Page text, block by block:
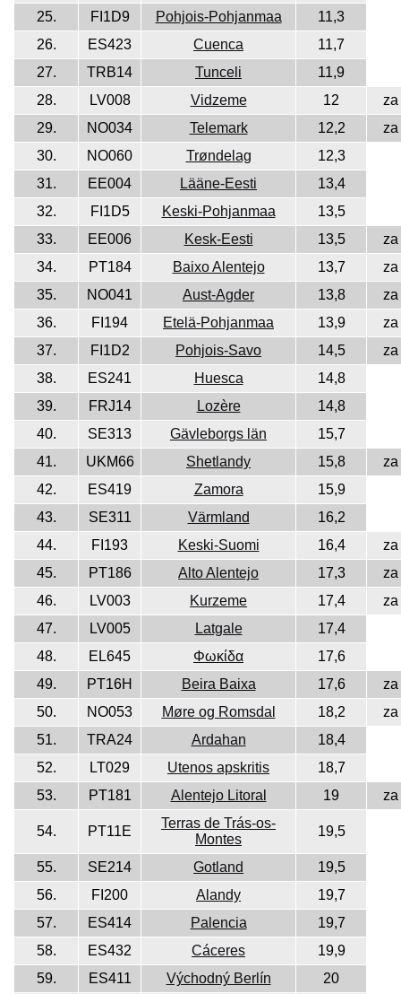
25.
FI1D9 Pohjois-Pohjanmaa
11,3
26.
ES423 Cuenca
11,7
27.
TRB14 Tunceli
11,9
28.
LV008 Vidzeme 12
za
29.
NO034 Telemark 12,2
za
30.
NO060 Trøndelag
12,3
31.
EE004 Lääne-Eesti
13,4
32.
FI1D5 Keski-Pohjanmaa
13,5
33.
EE006 Kesk-Eesti 13,5
za
34.
PT184 Baixo Alentejo 13,7
za
35.
NO041 Aust-Agder 13,8
za
36.
FI194 Etelä-Pohjanmaa 13,9
za
37.
FI1D2 Pohjois-Savo 14,5
za
38.
ES241 Huesca
14,8
39.
FRJ14 Lozère
14,8
40.
SE313 Gävleborgs län
15,7
41.
UKM66 Shetlandy 15,8
za
42.
ES419 Zamora
15,9
43.
SE311 Värmland
16,2
44.
FI193 Keski-Suomi 16,4
za
45.
PT186 Alto Alentejo 17,3
za
46.
LV003 Kurzeme 17,4
za
47.
LV005 Latgale
17,4
48.
EL645 Φωκίδα
17,6
49.
PT16H Beira Baixa 17,6
za
50.
NO053 Møre og Romsdal 18,2
za
51.
TRA24 Ardahan
18,4
52.
LT029 Utenos apskritis
18,7
53.
PT181 Alentejo Litoral 19 za
54. PT11E
Terras de Trás-os-
Montes
19,5
55. SE214 Gotland
19,5
56.
FI200 Alandy
19,7
57.
ES414 Palencia
19,7
58.
ES432 Cáceres
19,9
59.
ES411 Východný Berlín
20